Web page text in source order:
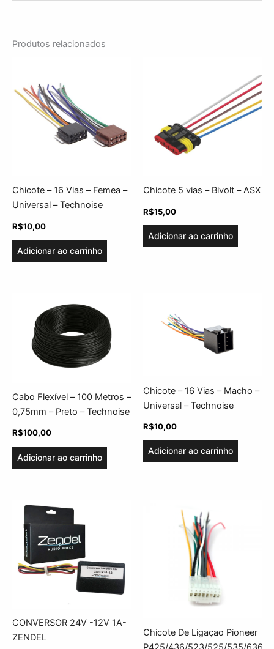
Produtos relacionados
Chicote – 16 Vias – Femea –
Universal – Technoise
R$10,00
Adicionar ao carrinho
Chicote 5 vias – Bivolt – ASX
R$15,00
Adicionar ao carrinho
Cabo Flexível – 100 Metros –
0,75mm – Preto – Technoise
R$100,00
Adicionar ao carrinho
Chicote – 16 Vias – Macho –
Universal – Technoise
R$10,00
Adicionar ao carrinho
CONVERSOR 24V -12V 1A-
ZENDEL
Chicote De Ligaçao Pioneer